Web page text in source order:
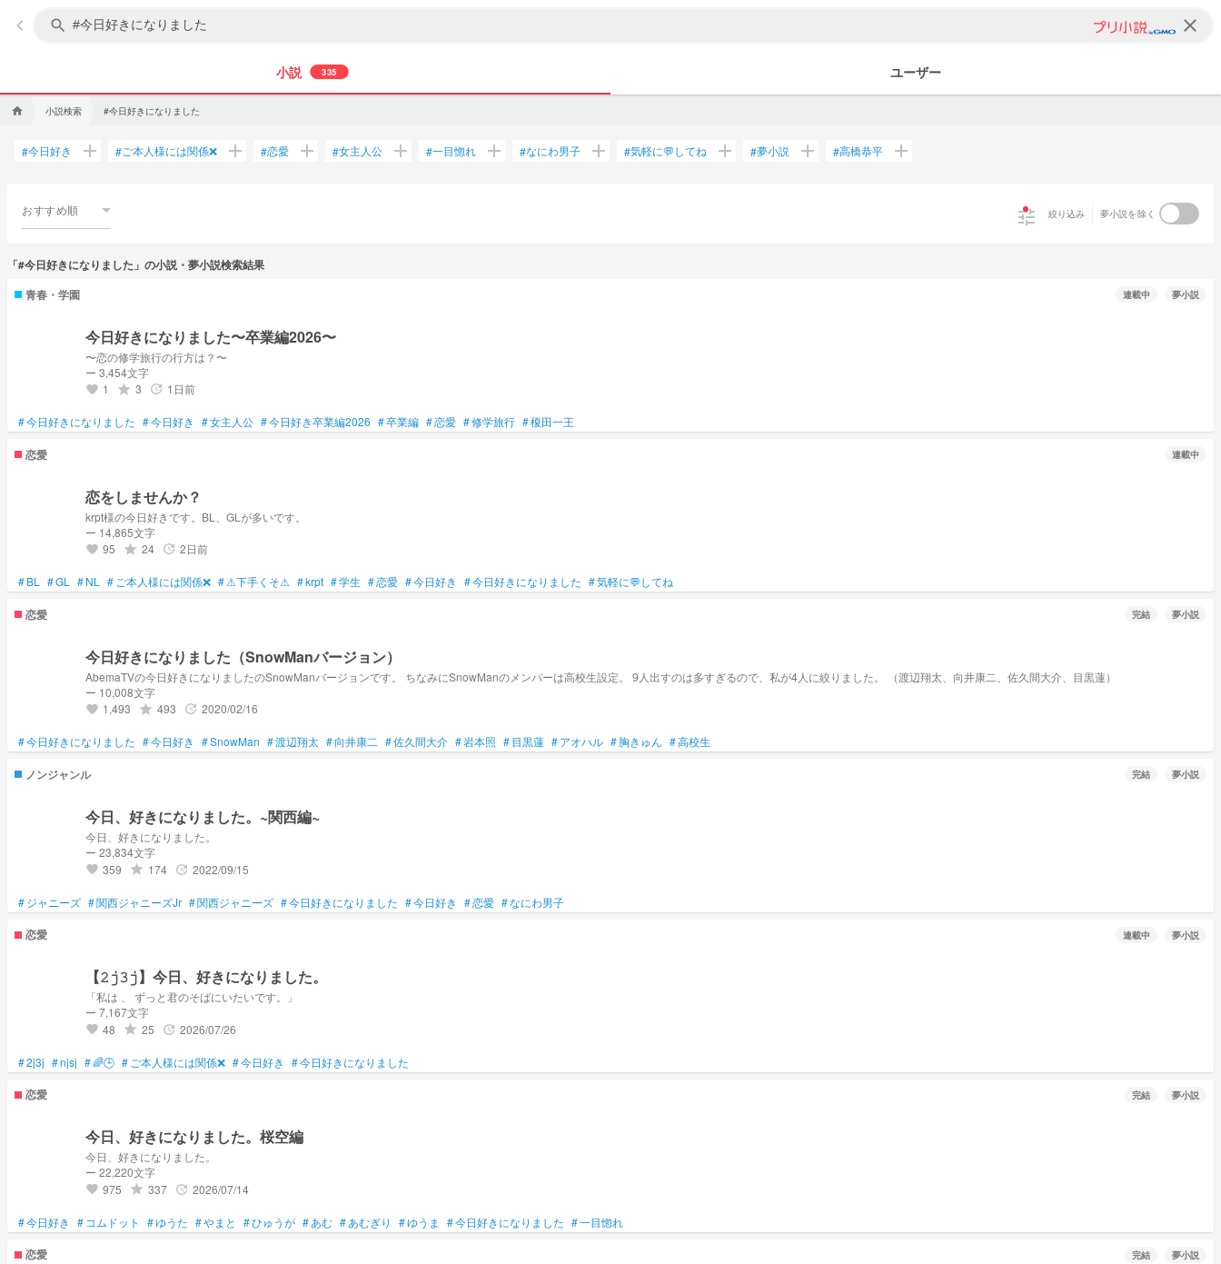
keyboard_arrow_left search clear
小説 335 ユーザー
home 小説検索 #今日好きになりました
#今日好き add #ご本人様には関係❌ add #恋愛 add #女主人公 add #一目惚れ add #なにわ男子 add #気軽に💬してね add #夢小説 add #高橋恭平 add
おすすめ順 tune 絞り込み 夢小説を除く
「#今日好きになりました」の小説・夢小説検索結果
青春・学園
連載中 夢小説
今日好きになりました〜卒業編2026〜
〜恋の修学旅行の行方は？〜
ー 3,454文字
favorite 1 grade 3 update 1日前
#今日好きになりました #今日好き #女主人公 #今日好き卒業編2026 #卒業編 #恋愛 #修学旅行 #榎田一王
恋愛 連載中
恋をしませんか？
krpt様の今日好きです。BL、GLが多いです。
ー 14,865文字
favorite 95 grade 24 update 2日前
#BL #GL #NL # ご本人様には関係❌ #⚠下手くそ⚠ #krpt #学生 #恋愛 #今日好き #今日好きになりました #気軽に💬してね
恋愛 完結 夢小説
今日好きになりました（SnowManバージョン）
AbemaTVの今日好きになりましたのSnowManバージョンです。 ちなみにSnowManのメンバーは高校生設定。 9人出すのは多すぎるので、私が4人に絞りました。 （渡辺翔太、向井康二、佐久間大介、目黒蓮）
ー 10,008文字
favorite 1,493 grade 493 update 2020/02/16
#今日好きになりました #今日好き #SnowMan #渡辺翔太 #向井康二 #佐久間大介 #岩本照 #目黒蓮 #アオハル #胸きゅん #高校生
ノンジャンル 完結 夢小説
今日、好きになりました。~関西編~
今日、好きになりました。
ー 23,834文字
favorite 359 grade 174 update 2022/09/15
#ジャニーズ #関西ジャニーズJr #関西ジャニーズ #今日好きになりました #今日好き #恋愛 #なにわ男子
恋愛 連載中 夢小説
【𝟸𝚓𝟹𝚓】今日、好きになりました。
「私は 、 ずっと君のそばにいたいです。」
ー 7,167文字
favorite 48 grade 25 update 2026/07/26
#2j3j #njsj #🌈🕒 # ご本人様には関係❌ #今日好き #今日好きになりました
恋愛 完結 夢小説
今日、好きになりました。桜空編
今日、好きになりました。
ー 22,220文字
favorite 975 grade 337 update 2026/07/14
#今日好き # コムドット #ゆうた #やまと #ひゅうが #あむ #あむぎり #ゆうま #今日好きになりました #一目惚れ
恋愛 完結 夢小説